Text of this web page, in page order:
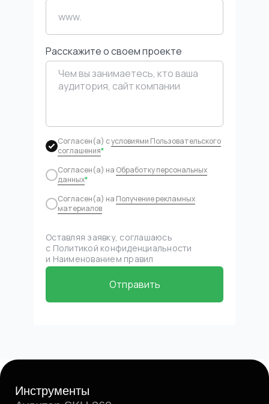
Расскажите о своем проекте
Согласен(а) сусловиями Пользовательского
соглашения*
Согласен(а) на Обработку персональных
данных*
Согласен(а) на Получение рекламных
материалов
Отправить
Оставляя заявку, соглашаюсь
с Политикой конфиденциальности
и Наименованием правил
Безналичный расчет для юридических лиц и ИП.
ПО распространяется в виде интернет-сервиса,
специальные действия по установке
Информация о сайте
© 2026, ООО «МПСТАТС»
из Санкт-Петербурга
Политика оплаты и возврата
Политика конфиденциальности